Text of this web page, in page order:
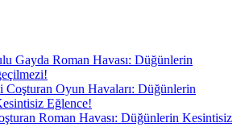
Gayda Roman Havası: Düğünlerin
Coşturan Oyun Havaları: Düğünlerin
Eğlence!
Roman Havası: Düğünlerin Kesintisiz